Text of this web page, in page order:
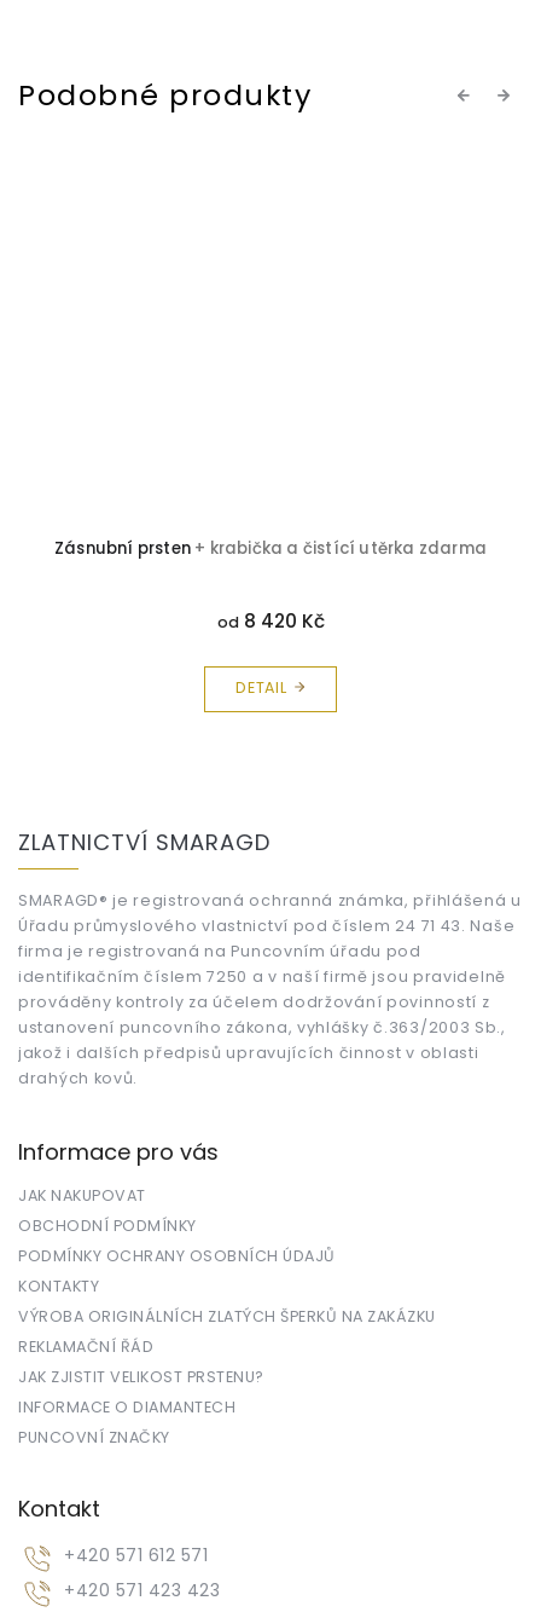
Previous
Zásnubní prsten + krabička a čistící utěrka zdarma
od8 420 Kč
DETAIL
Next
ZLATNICTVÍ SMARAGD
SMARAGD® je registrovaná ochranná známka, přihlášená u
Úřadu průmyslového vlastnictví pod číslem 24 71 43. Naše
firma je registrovaná na Puncovním úřadu pod
identifikačním číslem 7250 a v naší firmě jsou pravidelně
prováděny kontroly za účelem dodržování povinností z
ustanovení puncovního zákona, vyhlášky č.363/2003 Sb.,
jakož i dalších předpisů upravujících činnost v oblasti
drahých kovů.
Informace pro vás
JAK NAKUPOVAT
OBCHODNÍ PODMÍNKY
PODMÍNKY OCHRANY OSOBNÍCH ÚDAJŮ
KONTAKTY
VÝROBA ORIGINÁLNÍCH ZLATÝCH ŠPERKŮ NA ZAKÁZKU
REKLAMAČNÍ ŘÁD
JAK ZJISTIT VELIKOST PRSTENU?
INFORMACE O DIAMANTECH
PUNCOVNÍ ZNAČKY
Kontakt
+420 571 612 571
+420 571 423 423